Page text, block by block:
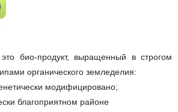
био-продукт, выращенный в строгом
органического земледелия:
модифицировано;
благоприятном районе